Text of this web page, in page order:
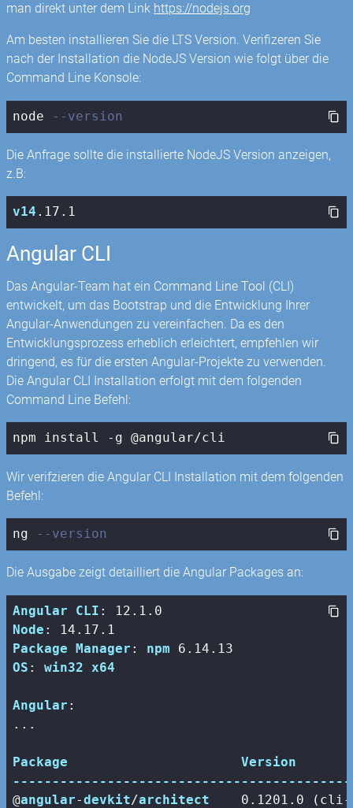
man direkt unter dem Link https://nodejs.org
Am besten installieren Sie die LTS Version. Verifizeren Sie
nach der Installation die NodeJS Version wie folgt über die
Command Line Konsole:
node --version
Die Anfrage sollte die installierte NodeJS Version anzeigen,
z.B:
v14 .17 .1
Angular CLI
Das Angular-Team hat ein Command Line Tool (CLI)
entwickelt, um das Bootstrap und die Entwicklung Ihrer
Angular-Anwendungen zu vereinfachen. Da es den
Entwicklungsprozess erheblich erleichtert, empfehlen wir
dringend, es für die ersten Angular-Projekte zu verwenden.
Die Angular CLI Installation erfolgt mit dem folgenden
Command Line Befehl:
npm install -g @angular/cli
Wir verifzieren die Angular CLI Installation mit dem folgenden
Befehl:
ng --version
Die Ausgabe zeigt detailliert die Angular Packages an:
Angular CLI : 12 .1 .0
Node : 14 .17 .1
Package Manager : npm 6 .14 .13
OS : win32 x64
Angular :
...
Package
Version
@angular-devkit/architect 0.1201 . 0 (cli-